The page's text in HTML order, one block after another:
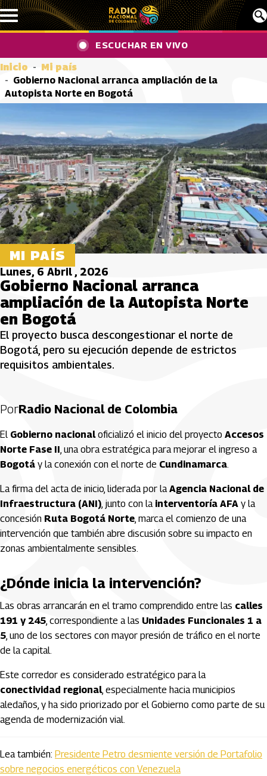
Pasar al contenido principal
ESCUCHAR EN VIVO
Inicio
Mi país
Gobierno Nacional arranca ampliación de la
Autopista Norte en Bogotá
MI PAÍS
Lunes, 6 Abril , 2026
Gobierno Nacional arranca
ampliación de la Autopista Norte
en Bogotá
El proyecto busca descongestionar el norte de
Bogotá, pero su ejecución depende de estrictos
requisitos ambientales.
PorRadio Nacional de Colombia
El Gobierno nacionaloficializó el inicio del proyecto Accesos
Norte Fase II, una obra estratégica para mejorar el ingreso a
Bogotá y la conexión con el norte de Cundinamarca.
La firma del acta de inicio, liderada por laAgencia Nacional de
Infraestructura (ANI), junto con la interventoría AFA y la
concesión Ruta Bogotá Norte, marca el comienzo de una
intervención que también abre discusión sobre su impacto en
zonas ambientalmente sensibles.
¿Dónde inicia la intervención?
Las obras arrancarán en el tramo comprendido entre las calles
191 y 245, correspondiente a las Unidades Funcionales 1 a
5, uno de los sectores con mayor presión de tráfico en el norte
de la capital.
Este corredor es considerado estratégico para la
conectividad regional, especialmente hacia municipios
aledaños, y ha sido priorizado por el Gobierno como parte de su
agenda de modernización vial.
Lea también: Presidente Petro desmiente versión de Portafolio
sobre negocios energéticos con Venezuela